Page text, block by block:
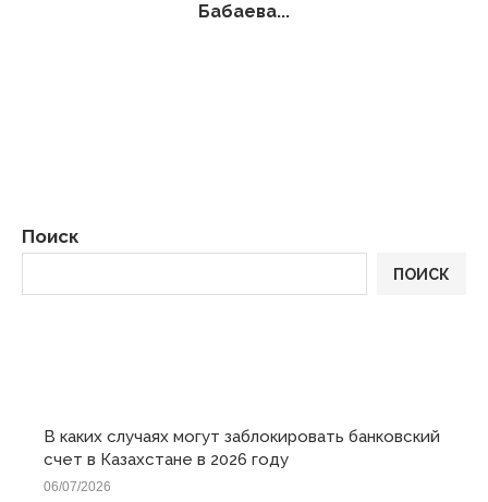
Бабаева...
Поиск
ПОИСК
В каких случаях могут заблокировать банковский
счет в Казахстане в 2026 году
06/07/2026